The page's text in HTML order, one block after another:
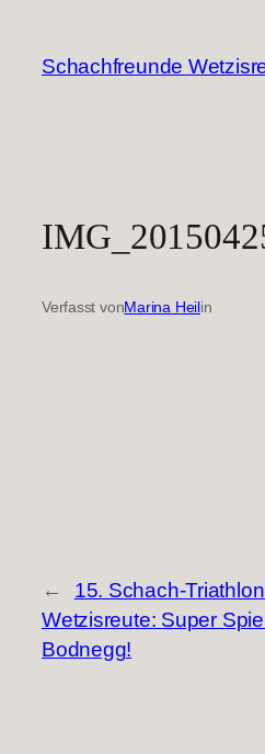
springen
Schachfreunde
Verfasst vonMarina Heilin
←
15. Schach-
Wetzisreute: Super
Bodnegg!